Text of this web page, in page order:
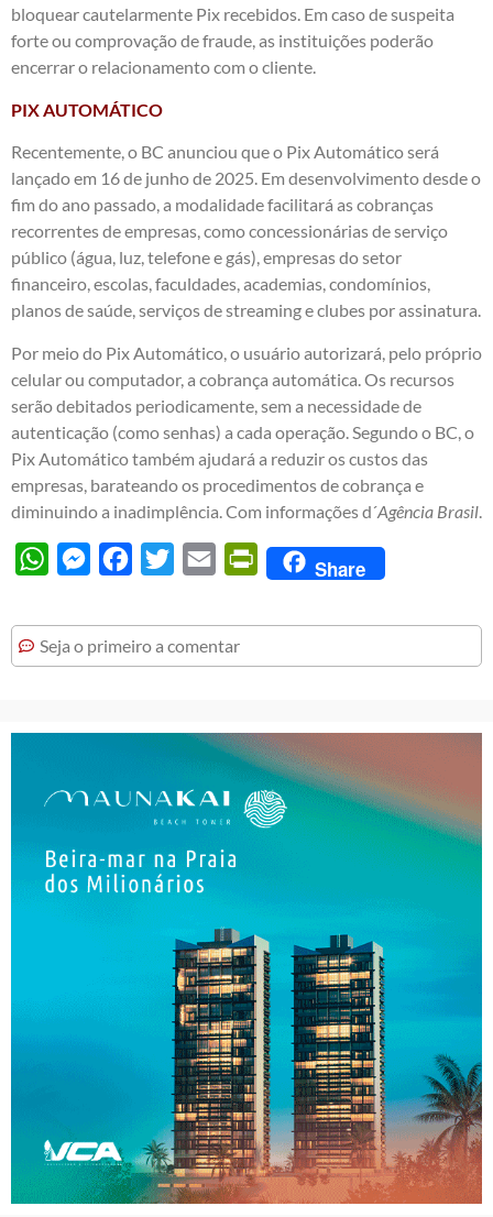
bloquear cautelarmente Pix recebidos. Em caso de suspeita
forte ou comprovação de fraude, as instituições poderão
encerrar o relacionamento com o cliente.
PIX AUTOMÁTICO
Recentemente, o BC anunciou que o Pix Automático será
lançado em 16 de junho de 2025. Em desenvolvimento desde o
fim do ano passado, a modalidade facilitará as cobranças
recorrentes de empresas, como concessionárias de serviço
público (água, luz, telefone e gás), empresas do setor
financeiro, escolas, faculdades, academias, condomínios,
planos de saúde, serviços de streaming e clubes por assinatura.
Por meio do Pix Automático, o usuário autorizará, pelo próprio
celular ou computador, a cobrança automática. Os recursos
serão debitados periodicamente, sem a necessidade de
autenticação (como senhas) a cada operação. Segundo o BC, o
Pix Automático também ajudará a reduzir os custos das
empresas, barateando os procedimentos de cobrança e
diminuindo a inadimplência. Com informações d´Agência Brasil
WhatsAppMessengerFacebook
Twitter Email PrintFriendly
Share
Seja o primeiro a comentar